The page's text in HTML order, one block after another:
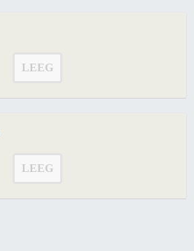
LEEG
LEEG